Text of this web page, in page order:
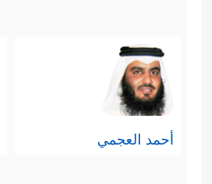
أحمد العجمي